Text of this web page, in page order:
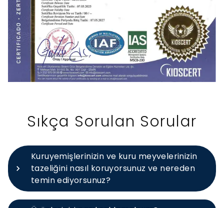
Sıkça Sorulan Sorular
Kuruyemişlerinizin ve kuru meyvelerinizin
tazeliğini nasıl koruyorsunuz ve nereden
temin ediyorsunuz?